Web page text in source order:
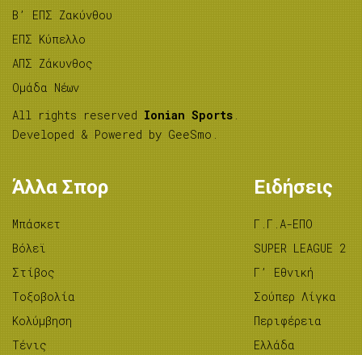
B’ ΕΠΣ Ζακύνθου
ΕΠΣ Κύπελλο
ΑΠΣ Ζάκυνθος
Ομάδα Νέων
All rights reserved Ionian Sports .
Developed & Powered by GeeSmo .
Άλλα Σπορ
Μπάσκετ
Βόλεϊ
Στίβος
Tοξοβολία
Κολύμβηση
Τένις
Ειδήσεις
Γ.Γ.Α-ΕΠΟ
SUPER LEAGUE 2
Γ’ Εθνική
Σούπερ Λίγκα
Περιφέρεια
Ελλάδα